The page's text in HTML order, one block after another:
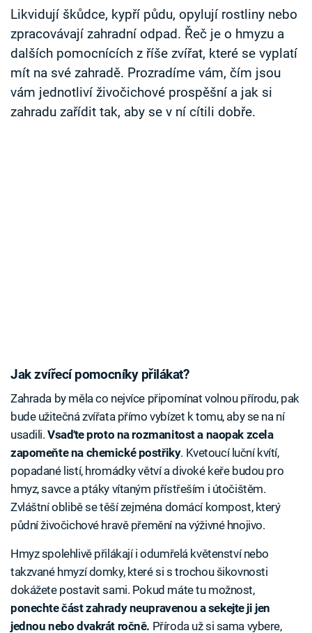
Sledujte nás
Likvidují škůdce, kypří půdu, opylují rostliny nebo
zpracovávají zahradní odpad. Řeč je o hmyzu a
dalších pomocnících z říše zvířat, které se vyplatí
mít na své zahradě. Prozradíme vám, čím jsou
vám jednotliví živočichové prospěšní a jak si
zahradu zařídit tak, aby se v ní cítili dobře.
Jak zvířecí pomocníky přilákat?
Zahrada by měla co nejvíce připomínat volnou přírodu, pak
bude užitečná zvířata přímo vybízet k tomu, aby se na ní
usadili.Vsaďte proto na rozmanitost a naopak zcela
zapomeňte na chemické postřiky. Kvetoucí luční kvítí,
popadané listí, hromádky větví a divoké keře budou pro
hmyz, savce a ptáky vítaným přístřeším i útočištěm.
Zvláštní oblibě se těší zejména domácí kompost, který
půdní živočichové hravě přemění na výživné hnojivo.
Hmyz spolehlivě přilákají i odumřelá květenství nebo
takzvané hmyzí domky, které si s trochou šikovnosti
dokážete postavit sami. Pokud máte tu možnost,
ponechte část zahrady neupravenou a sekejte ji jen
jednou nebo dvakrát ročně. Příroda už si sama vybere,